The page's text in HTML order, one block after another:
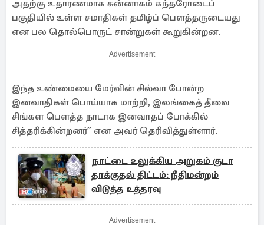
அதற்கு உதாரணமாக சுன்னாகம் கந்தரோடைப்
பகுதியில் உள்ள சமாதிகள் தமிழ்ப் பௌத்தருடையது
என பல தொல்பொருட் சான்றுகள் கூறுகின்றன.
Advertisement
இந்த உண்மையை மேர்வின் சில்வா போன்ற
இனவாதிகள் பொய்யாக மாற்றி, இலங்கைத் தீவை
சிங்கள பௌத்த நாடாக இனவாதப் போக்கில்
சித்தரிக்கின்றனர்” என அவர் தெரிவித்துள்ளார்.
நாட்டை உலுக்கிய அறுகம் குடா
தாக்குதல் திட்டம்: நீதிமன்றம்
விடுத்த உத்தரவு
Advertisement